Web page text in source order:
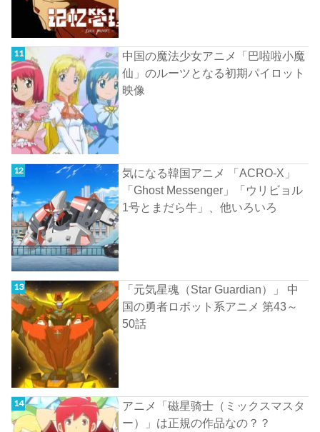
中国の魔法少女アニメ「巴啦啦小魔
仙」のルーツとなる初期パイロット
映像
気になる韓国アニメ 「ACRO-X」
「Ghost Messenger」「ウリビョル
1号とまだら牛」、他いろいろ
「元気星魂（Star Guardian）」 中
国の勇者ロボット系アニメ 第43～
50話
アニメ「磁星骑士（ミックスマスタ
ー）」は正規の作品なの？？